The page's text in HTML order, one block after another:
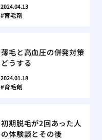
2024.04.13
育毛剤
薄毛と高血圧の併発対策
どうする
2024.01.18
育毛剤
初期脱毛が2回あった人
の体験談とその後